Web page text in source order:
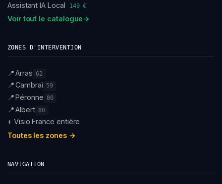
Assistant IA Local 149 €
Voir tout le catalogue→
ZONES D'INTERVENTION
📍Arras 62
📍Cambrai 59
📍Péronne 80
📍Albert 80
+ Visio France entière
Toutes les zones →
NAVIGATION